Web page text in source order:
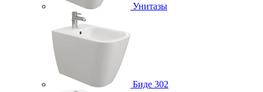
Унитазы
Биде 302